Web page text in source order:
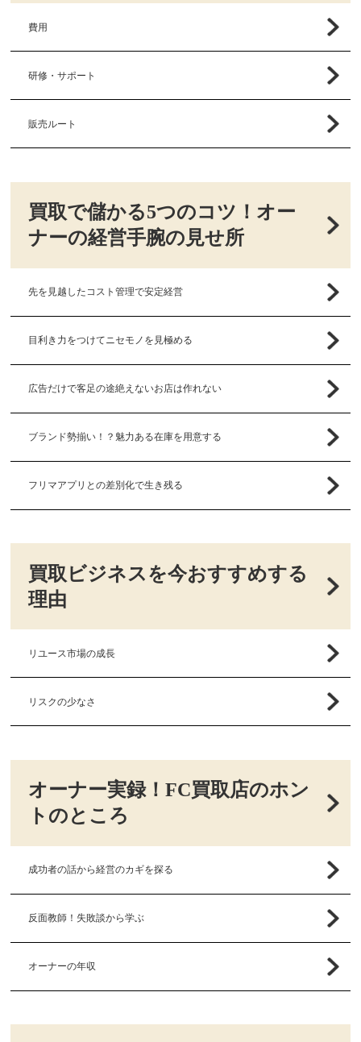
費用
研修・サポート
販売ルート
買取で儲かる5つのコツ！オー
ナーの経営手腕の見せ所
先を見越したコスト管理で安定経営
目利き力をつけてニセモノを見極める
広告だけで客足の途絶えないお店は作れない
ブランド勢揃い！？魅力ある在庫を用意する
フリマアプリとの差別化で生き残る
買取ビジネスを今おすすめする
理由
リユース市場の成長
リスクの少なさ
オーナー実録！FC買取店のホン
トのところ
成功者の話から経営のカギを探る
反面教師！失敗談から学ぶ
オーナーの年収